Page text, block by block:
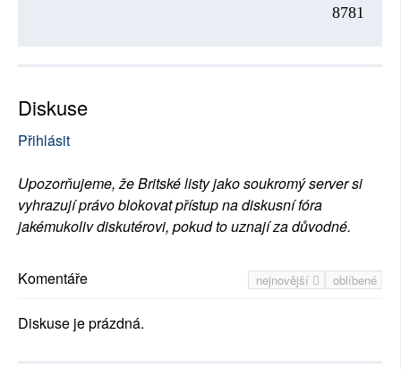
8781
Diskuse
Přihlásit
Upozorňujeme, že Britské listy jako soukromý server si
vyhrazují právo blokovat přístup na diskusní fóra
jakémukoliv diskutérovi, pokud to uznají za důvodné.
nejnovější oblíbené
Komentáře
Diskuse je prázdná.